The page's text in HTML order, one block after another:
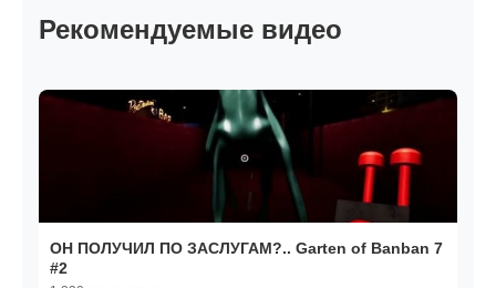
Рекомендуемые видео
ОН ПОЛУЧИЛ ПО ЗАСЛУГАМ?.. Garten of Banban 7
#2